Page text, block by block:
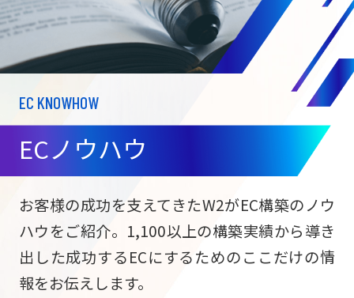
ECサイト構築
サブスク/定期通販
ECサイト構築
料金
FEATURE
導入事例
USEFUL
お役立ち情報
NEWS
ニュース
EC KNOWHOW
ECノウハウ
お客様の成功を支えてきたW2がEC構築のノウ
ハウをご紹介。1,100以上の構築実績から導き
出した成功するECにするためのここだけの情
報をお伝えします。